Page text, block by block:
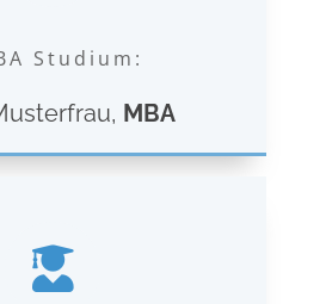
Studium:
MBA